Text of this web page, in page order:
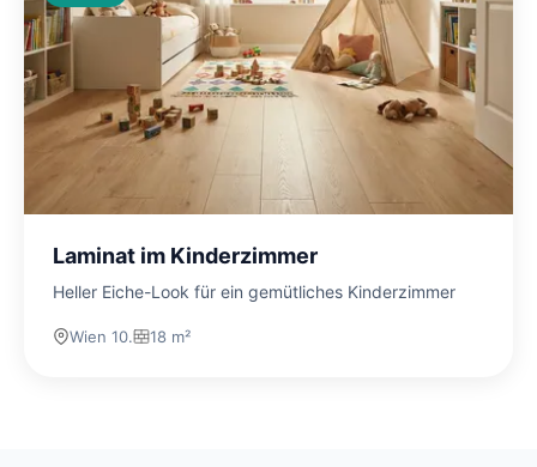
Laminat im Kinderzimmer
Heller Eiche-Look für ein gemütliches Kinderzimmer
Wien 10. 18 m²